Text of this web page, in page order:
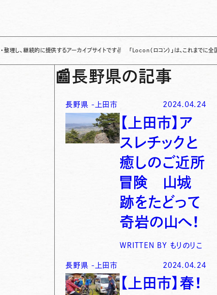
的に提供するアーカイブサイトです✌ 「Locon（ロコン）」は、これまでに全国各地で発
📰長野県の記事
長野県 - 上田市 2024.04.24
【上田市】ア
スレチックと
癒しのご近所
冒険 山城
跡をたどって
奇岩の山へ！
WRITTEN BY もりのりこ
長野県 - 上田市 2024.04.24
【上田市】春！